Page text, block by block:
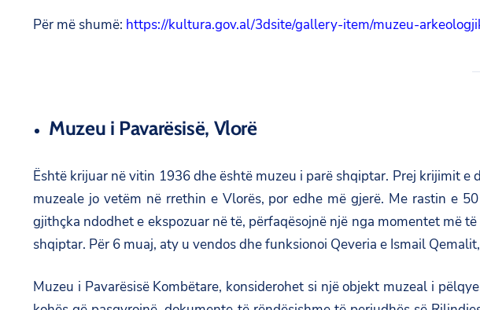
Për më shumë: https://kultura.gov.al/3dsite/gallery-item/muzeu-
Muzeu i Pavarësisë, Vlorë
Është krijuar në vitin 1936 dhe është muzeu i parë shqiptar. Prej krijimit
muzeale jo vetëm në rrethin e Vlorës, por edhe më gjerë. Me rastin e
gjithçka ndodhet e ekspozuar në të, përfaqësojnë një nga momentet më
shqiptar. Për 6 muaj, aty u vendos dhe funksionoi Qeveria e Ismail
Muzeu i Pavarësisë Kombëtare, konsiderohet si një objekt muzeal i